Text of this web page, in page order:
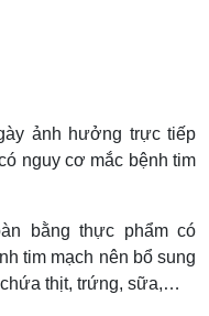
ảnh hưởng trực tiếp
nguy cơ mắc bệnh tim
bằng thực phẩm có
tim mạch nên bổ sung
thịt, trứng, sữa,…